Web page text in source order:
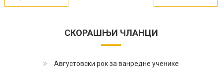
СКОРАШЊИ ЧЛАНЦИ
Августовски рок за ванредне ученике